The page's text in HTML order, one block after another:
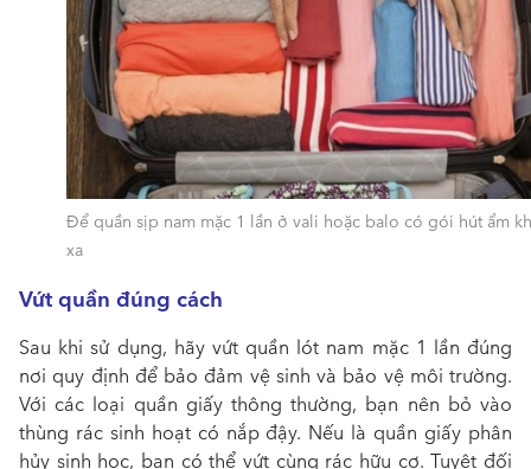
Để quần sịp nam mặc 1 lần ở vali hoặc balo có gói hút ẩm
xa
Vứt quần đúng cách
Sau khi sử dụng, hãy vứt quần lót nam mặc 1 lần đúng
nơi quy định để bảo đảm vệ sinh và bảo vệ môi trường.
Với các loại quần giấy thông thường, bạn nên bỏ vào
thùng rác sinh hoạt có nắp đậy. Nếu là quần giấy phân
hủy sinh học, bạn có thể vứt cùng rác hữu cơ. Tuyệt đối